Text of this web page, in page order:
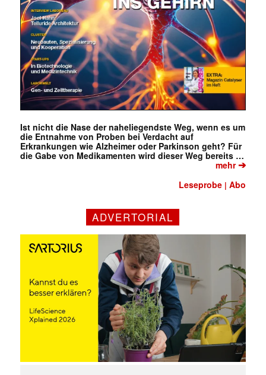
Ist nicht die Nase der naheliegendste Weg, wenn es um
die Entnahme von Proben bei Verdacht auf
Erkrankungen wie Alzheimer oder Parkinson geht? Für
die Gabe von Medikamenten wird dieser Weg bereits …
mehr➔
Leseprobe |Abo
ADVERTORIAL